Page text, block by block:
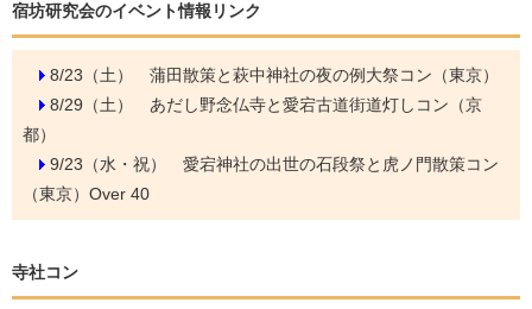
宿坊研究会のイベント情報リンク
8/23（土） 蒲田散策と萩中神社の夜の例大祭コン（東京）
8/29（土） あだし野念仏寺と愛宕古道街道灯しコン（京
都）
9/23（水・祝） 愛宕神社の出世の石段祭と虎ノ門散策コン
（東京）Over 40
寺社コン